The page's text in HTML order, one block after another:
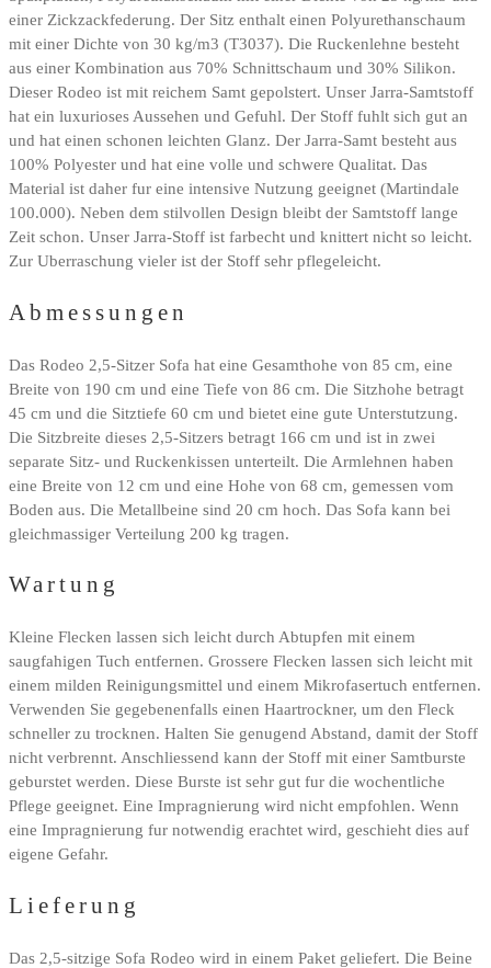
einer Zickzackfederung. Der Sitz enthalt einen Polyurethanschaum
mit einer Dichte von 30 kg/m3 (T3037). Die Ruckenlehne besteht
aus einer Kombination aus 70% Schnittschaum und 30% Silikon.
Dieser Rodeo ist mit reichem Samt gepolstert. Unser Jarra-Samtstoff
hat ein luxurioses Aussehen und Gefuhl. Der Stoff fuhlt sich gut an
und hat einen schonen leichten Glanz. Der Jarra-Samt besteht aus
100% Polyester und hat eine volle und schwere Qualitat. Das
Material ist daher fur eine intensive Nutzung geeignet (Martindale
100.000). Neben dem stilvollen Design bleibt der Samtstoff lange
Zeit schon. Unser Jarra-Stoff ist farbecht und knittert nicht so leicht.
Zur Uberraschung vieler ist der Stoff sehr pflegeleicht.
Abmessungen
Das Rodeo 2,5-Sitzer Sofa hat eine Gesamthohe von 85 cm, eine
Breite von 190 cm und eine Tiefe von 86 cm. Die Sitzhohe betragt
45 cm und die Sitztiefe 60 cm und bietet eine gute Unterstutzung.
Die Sitzbreite dieses 2,5-Sitzers betragt 166 cm und ist in zwei
separate Sitz- und Ruckenkissen unterteilt. Die Armlehnen haben
eine Breite von 12 cm und eine Hohe von 68 cm, gemessen vom
Boden aus. Die Metallbeine sind 20 cm hoch. Das Sofa kann bei
gleichmassiger Verteilung 200 kg tragen.
Wartung
Kleine Flecken lassen sich leicht durch Abtupfen mit einem
saugfahigen Tuch entfernen. Grossere Flecken lassen sich leicht mit
einem milden Reinigungsmittel und einem Mikrofasertuch entfernen.
Verwenden Sie gegebenenfalls einen Haartrockner, um den Fleck
schneller zu trocknen. Halten Sie genugend Abstand, damit der Stoff
nicht verbrennt. Anschliessend kann der Stoff mit einer Samtburste
geburstet werden. Diese Burste ist sehr gut fur die wochentliche
Pflege geeignet. Eine Impragnierung wird nicht empfohlen. Wenn
eine Impragnierung fur notwendig erachtet wird, geschieht dies auf
eigene Gefahr.
Lieferung
Das 2,5-sitzige Sofa Rodeo wird in einem Paket geliefert. Die Beine